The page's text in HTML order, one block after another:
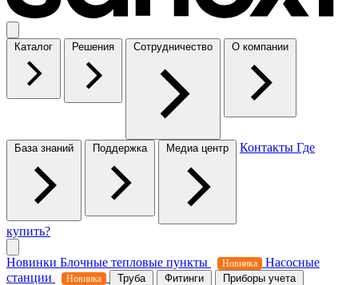
Каталог Решения Сотрудничество О компании
База знаний Поддержка Медиа центр Контакты Где
купить?
Новинки Блочные тепловые пункты Новинка
Насосные
станции
Новинка Труба Фитинги Приборы учета